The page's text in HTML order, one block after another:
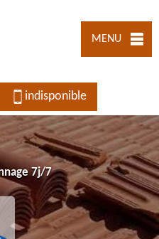
MENU
indisponible
7j/7